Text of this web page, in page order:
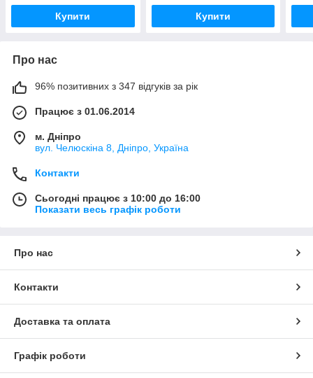
Купити Купити
Про нас
96% позитивних з 347 відгуків за рік
Працює з 01.06.2014
м. Дніпро
вул. Челюскіна 8, Дніпро, Україна
Контакти
Сьогодні працює з 10:00 до 16:00
Показати весь графік роботи
Про нас
Контакти
Доставка та оплата
Графік роботи